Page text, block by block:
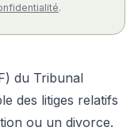
.
du Tribunal
des litiges relatifs
ou un divorce.